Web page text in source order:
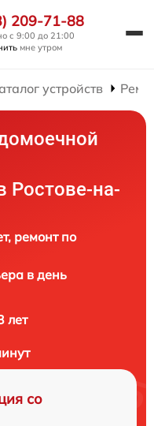
209-71-88
с 9:00 до 21:00
мне утром
устройств
Ростове-на-
ремонт по
в день
лет
со